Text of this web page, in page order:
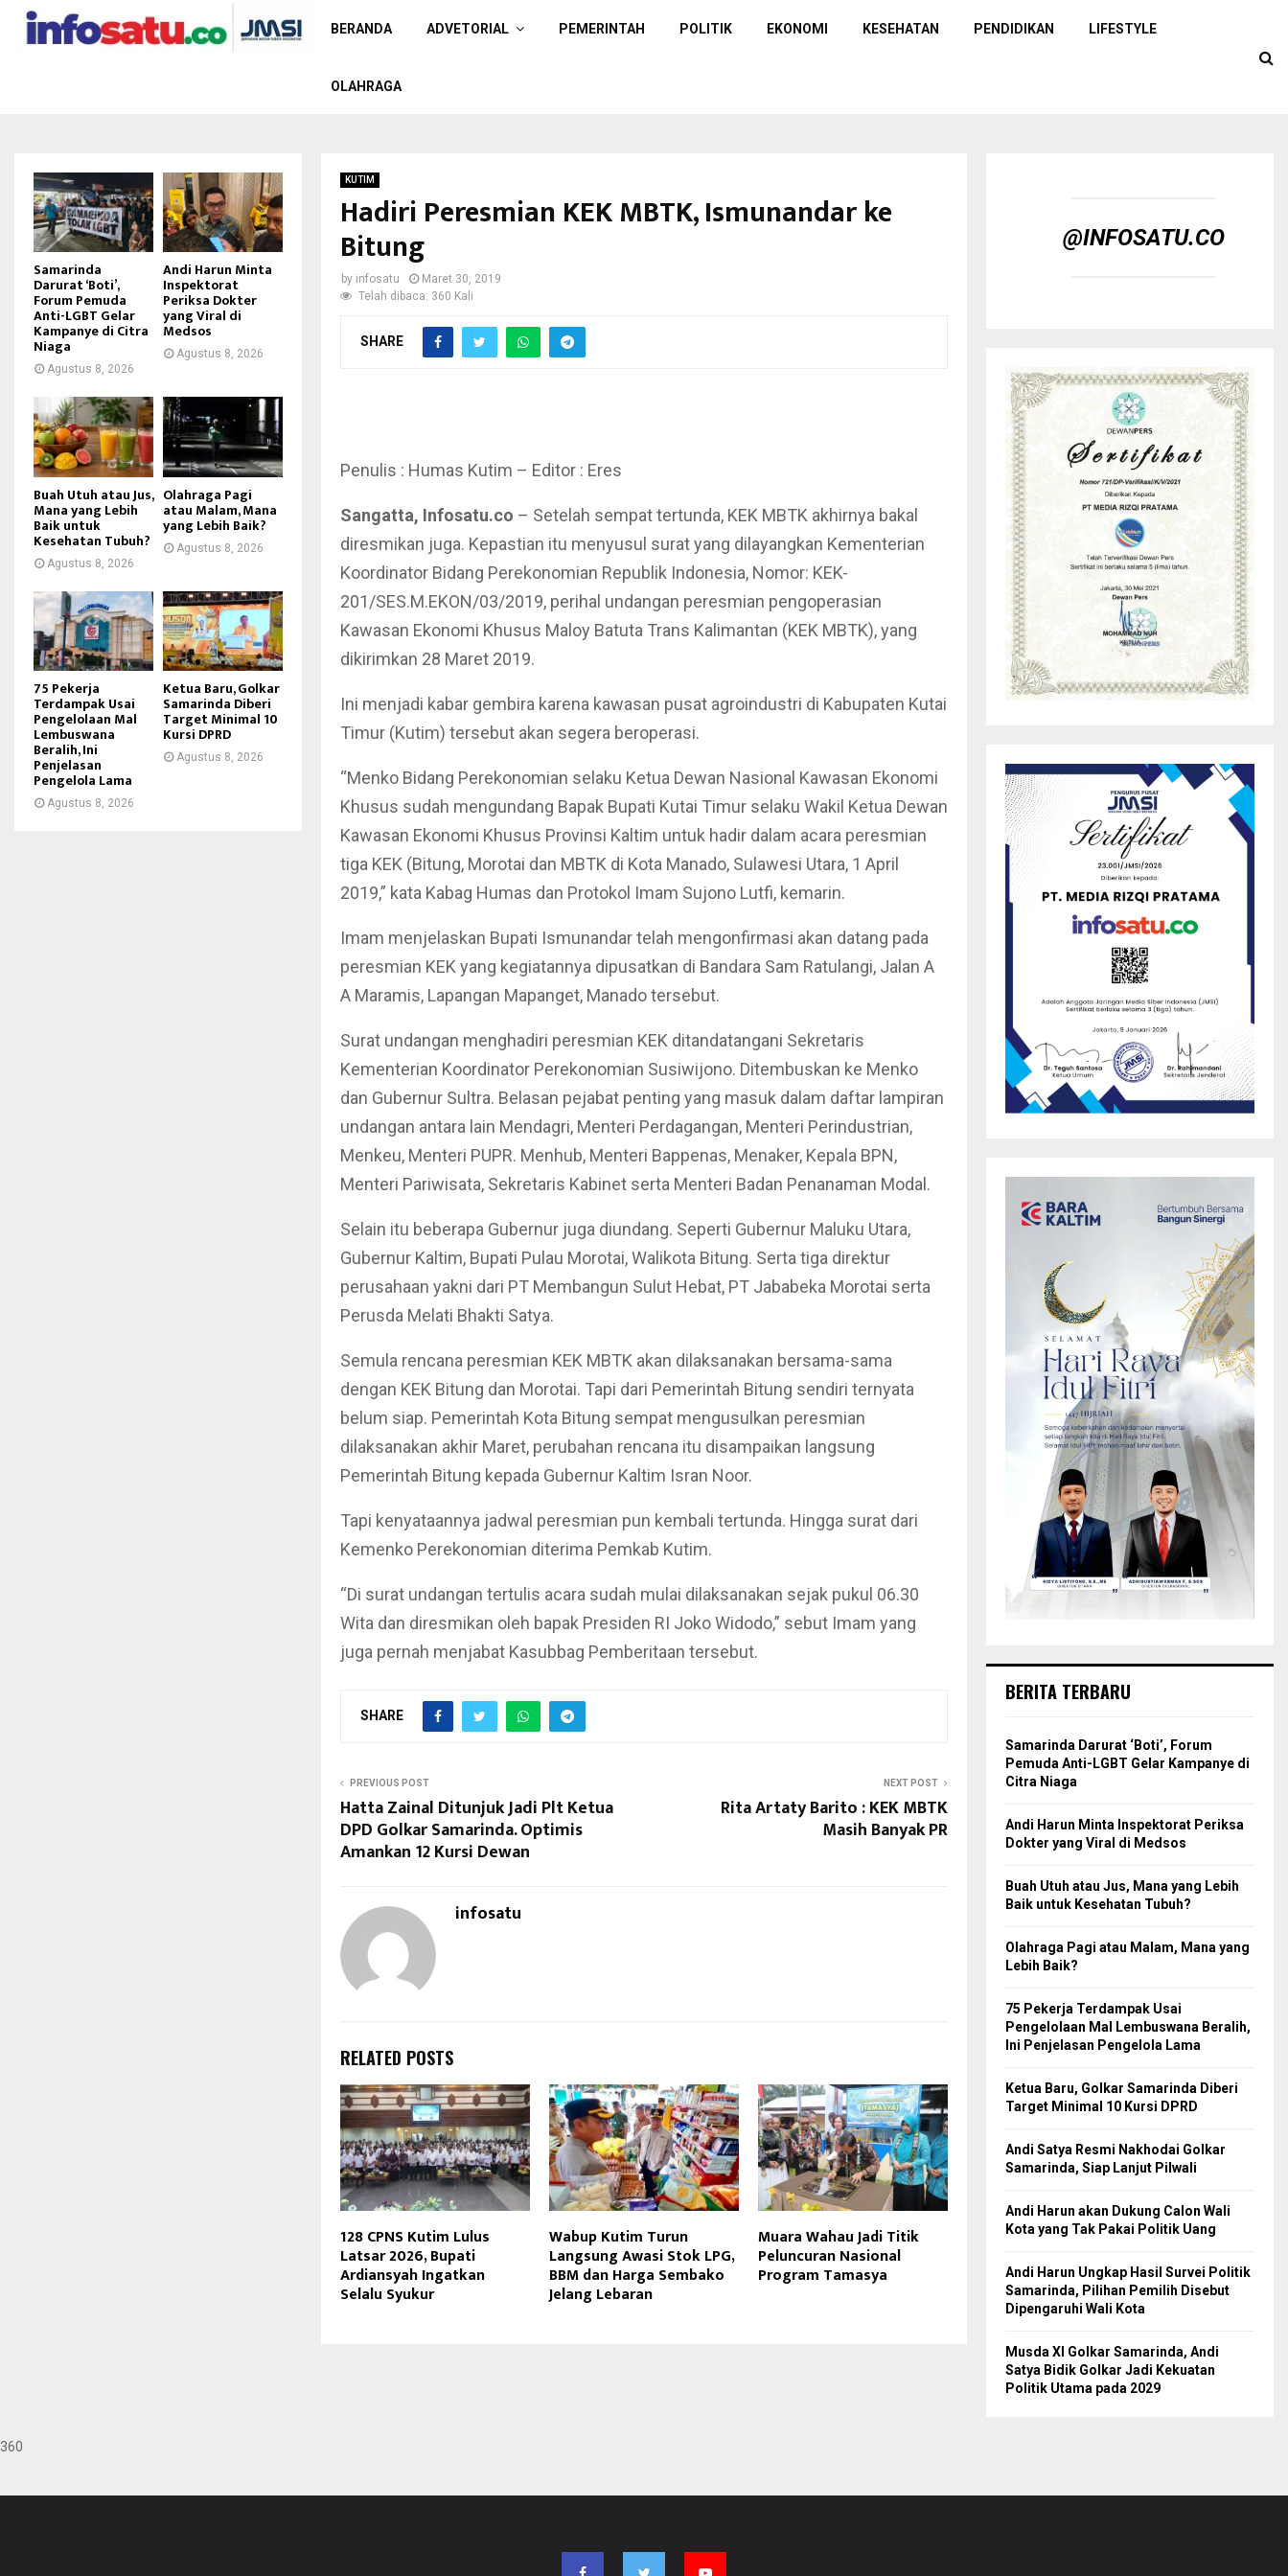
BERANDA ADVETORIAL PEMERINTAH POLITIK EKONOMI KESEHATAN PENDIDIKAN LIFESTYLE
OLAHRAGA
KUTIM
Hadiri Peresmian KEK MBTK, Ismunandar ke
Bitung
by infosatu
Maret 30, 2019
Telah dibaca: 360 Kali
SHARE
Penulis : Humas Kutim – Editor : Eres
Sangatta, Infosatu.co – Setelah sempat tertunda, KEK MBTK akhirnya bakal
diresmikan juga. Kepastian itu menyusul surat yang dilayangkan Kementerian
Koordinator Bidang Perekonomian Republik Indonesia, Nomor: KEK-
201/SES.M.EKON/03/2019, perihal undangan peresmian pengoperasian
Kawasan Ekonomi Khusus Maloy Batuta Trans Kalimantan (KEK MBTK), yang
dikirimkan 28 Maret 2019.
Ini menjadi kabar gembira karena kawasan pusat agroindustri di Kabupaten Kutai
Timur (Kutim) tersebut akan segera beroperasi.
“Menko Bidang Perekonomian selaku Ketua Dewan Nasional Kawasan Ekonomi
Khusus sudah mengundang Bapak Bupati Kutai Timur selaku Wakil Ketua Dewan
Kawasan Ekonomi Khusus Provinsi Kaltim untuk hadir dalam acara peresmian
tiga KEK (Bitung, Morotai dan MBTK di Kota Manado, Sulawesi Utara, 1 April
2019,” kata Kabag Humas dan Protokol Imam Sujono Lutfi, kemarin.
Imam menjelaskan Bupati Ismunandar telah mengonfirmasi akan datang pada
peresmian KEK yang kegiatannya dipusatkan di Bandara Sam Ratulangi, Jalan A
A Maramis, Lapangan Mapanget, Manado tersebut.
Surat undangan menghadiri peresmian KEK ditandatangani Sekretaris
Kementerian Koordinator Perekonomian Susiwijono. Ditembuskan ke Menko
dan Gubernur Sultra. Belasan pejabat penting yang masuk dalam daftar lampiran
undangan antara lain Mendagri, Menteri Perdagangan, Menteri Perindustrian,
Menkeu, Menteri PUPR. Menhub, Menteri Bappenas, Menaker, Kepala BPN,
Menteri Pariwisata, Sekretaris Kabinet serta Menteri Badan Penanaman Modal.
Selain itu beberapa Gubernur juga diundang. Seperti Gubernur Maluku Utara,
Gubernur Kaltim, Bupati Pulau Morotai, Walikota Bitung. Serta tiga direktur
perusahaan yakni dari PT Membangun Sulut Hebat, PT Jababeka Morotai serta
Perusda Melati Bhakti Satya.
Semula rencana peresmian KEK MBTK akan dilaksanakan bersama-sama
dengan KEK Bitung dan Morotai. Tapi dari Pemerintah Bitung sendiri ternyata
belum siap. Pemerintah Kota Bitung sempat mengusulkan peresmian
dilaksanakan akhir Maret, perubahan rencana itu disampaikan langsung
Pemerintah Bitung kepada Gubernur Kaltim Isran Noor.
Tapi kenyataannya jadwal peresmian pun kembali tertunda. Hingga surat dari
Kemenko Perekonomian diterima Pemkab Kutim.
“Di surat undangan tertulis acara sudah mulai dilaksanakan sejak pukul 06.30
Wita dan diresmikan oleh bapak Presiden RI Joko Widodo,” sebut Imam yang
juga pernah menjabat Kasubbag Pemberitaan tersebut.
SHARE
PREVIOUS POST
Hatta Zainal Ditunjuk Jadi Plt Ketua
DPD Golkar Samarinda. Optimis
Amankan 12 Kursi Dewan
NEXT POST
Rita Artaty Barito : KEK MBTK
Masih Banyak PR
infosatu
RELATED POSTS
128 CPNS Kutim Lulus
Latsar 2026, Bupati
Ardiansyah Ingatkan
Selalu Syukur
Wabup Kutim Turun
Langsung Awasi Stok LPG,
BBM dan Harga Sembako
Jelang Lebaran
Muara Wahau Jadi Titik
Peluncuran Nasional
Program Tamasya
Samarinda
Darurat ‘Boti’,
Forum Pemuda
Anti-LGBT Gelar
Kampanye di Citra
Niaga
Agustus 8, 2026
Andi Harun Minta
Inspektorat
Periksa Dokter
yang Viral di
Medsos
Agustus 8, 2026
Buah Utuh atau Jus,
Mana yang Lebih
Baik untuk
Kesehatan Tubuh?
Agustus 8, 2026
Olahraga Pagi
atau Malam, Mana
yang Lebih Baik?
Agustus 8, 2026
75 Pekerja
Terdampak Usai
Pengelolaan Mal
Lembuswana
Beralih, Ini
Penjelasan
Pengelola Lama
Agustus 8, 2026
Ketua Baru, Golkar
Samarinda Diberi
Target Minimal 10
Kursi DPRD
Agustus 8, 2026
@INFOSATU.CO
BERITA TERBARU
Samarinda Darurat ‘Boti’, Forum
Pemuda Anti-LGBT Gelar Kampanye di
Citra Niaga
Andi Harun Minta Inspektorat Periksa
Dokter yang Viral di Medsos
Buah Utuh atau Jus, Mana yang Lebih
Baik untuk Kesehatan Tubuh?
Olahraga Pagi atau Malam, Mana yang
Lebih Baik?
75 Pekerja Terdampak Usai
Pengelolaan Mal Lembuswana Beralih,
Ini Penjelasan Pengelola Lama
Ketua Baru, Golkar Samarinda Diberi
Target Minimal 10 Kursi DPRD
Andi Satya Resmi Nakhodai Golkar
Samarinda, Siap Lanjut Pilwali
Andi Harun akan Dukung Calon Wali
Kota yang Tak Pakai Politik Uang
Andi Harun Ungkap Hasil Survei Politik
Samarinda, Pilihan Pemilih Disebut
Dipengaruhi Wali Kota
Musda XI Golkar Samarinda, Andi
Satya Bidik Golkar Jadi Kekuatan
Politik Utama pada 2029
360